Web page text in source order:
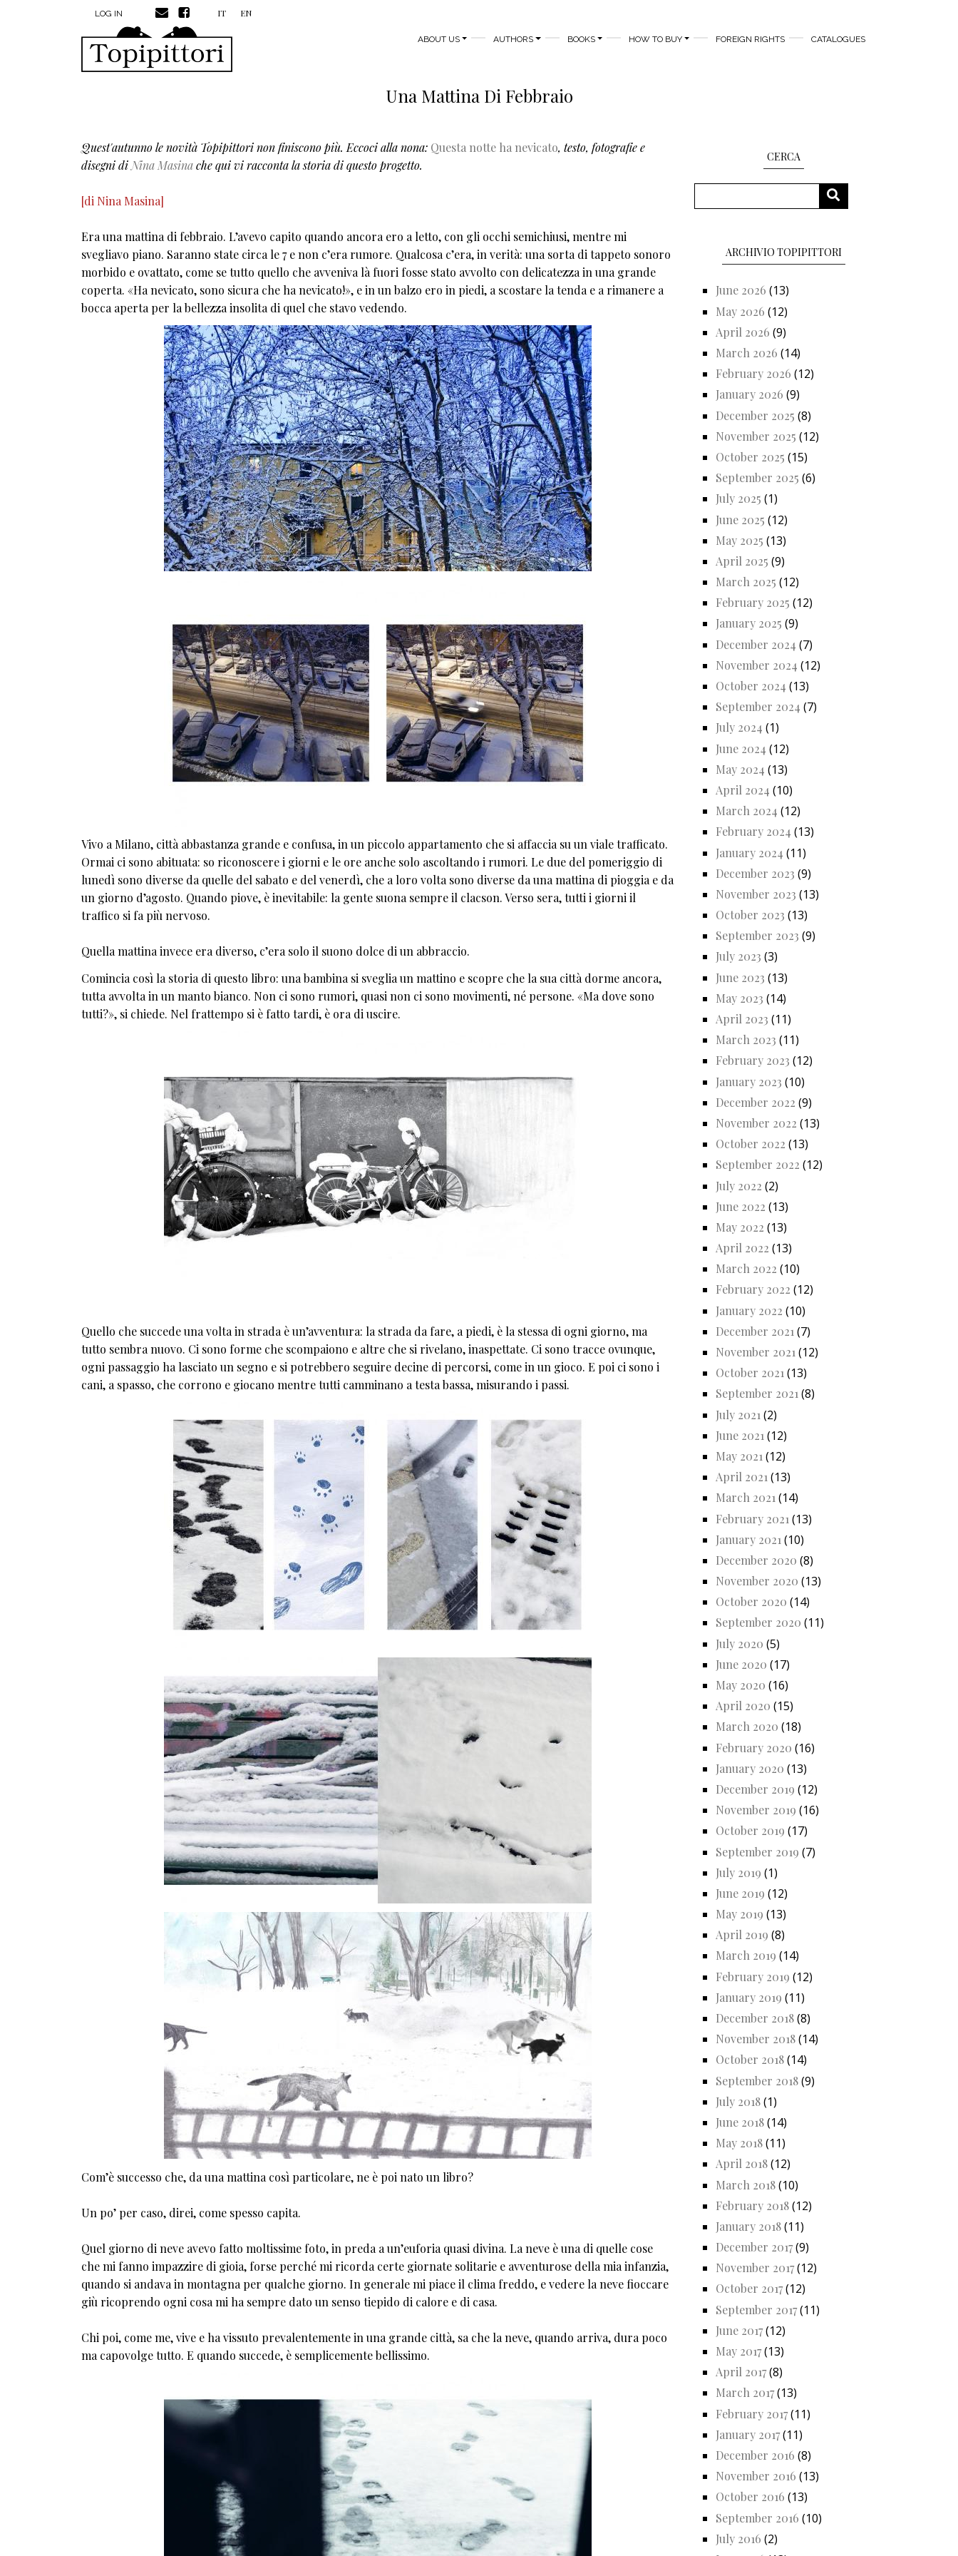
Skip to main contentMENU PROFILO UTENTE
LOG IN IT EN
MAIN NAVIGATION
ABOUT US AUTHORS BOOKS HOW TO BUY FOREIGN RIGHTS CATALOGUES
Una Mattina Di Febbraio
Quest'autunno le novità Topipittori non finiscono più. Eccoci alla nona: Questa notte ha nevicato, testo, fotografie e
disegni di Nina Masinache qui vi racconta la storia di questo progetto.
[di Nina Masina]
Era una mattina di febbraio. L’avevo capito quando ancora ero a letto, con gli occhi semichiusi, mentre mi
svegliavo piano. Saranno state circa le 7 e non c’era rumore. Qualcosa c’era, in verità: una sorta di tappeto sonoro
morbido e ovattato, come se tutto quello che avveniva là fuori fosse stato avvolto con delicatezza in una grande
coperta. «Ha nevicato, sono sicura che ha nevicato!», e in un balzo ero in piedi, a scostare la tenda e a rimanere a
bocca aperta per la bellezza insolita di quel che stavo vedendo.
Vivo a Milano, città abbastanza grande e confusa, in un piccolo appartamento che si affaccia su un viale trafficato.
Ormai ci sono abituata: so riconoscere i giorni e le ore anche solo ascoltando i rumori. Le due del pomeriggio di
lunedì sono diverse da quelle del sabato e del venerdì, che a loro volta sono diverse da una mattina di pioggia e da
un giorno d’agosto. Quando piove, è inevitabile: la gente suona sempre il clacson. Verso sera, tutti i giorni il
traffico si fa più nervoso.
Quella mattina invece era diverso, c’era solo il suono dolce di un abbraccio.
Comincia così la storia di questo libro: una bambina si sveglia un mattino e scopre che la sua città dorme ancora,
tutta avvolta in un manto bianco. Non ci sono rumori, quasi non ci sono movimenti, né persone. «Ma dove sono
tutti?», si chiede. Nel frattempo si è fatto tardi, è ora di uscire.
Quello che succede una volta in strada è un’avventura: la strada da fare, a piedi, è la stessa di ogni giorno, ma
tutto sembra nuovo. Ci sono forme che scompaiono e altre che si rivelano, inaspettate. Ci sono tracce ovunque,
ogni passaggio ha lasciato un segno e si potrebbero seguire decine di percorsi, come in un gioco. E poi ci sono i
cani, a spasso, che corrono e giocano mentre tutti camminano a testa bassa, misurando i passi.
Com’è successo che, da una mattina così particolare, ne è poi nato un libro?
Un po’ per caso, direi, come spesso capita.
Quel giorno di neve avevo fatto moltissime foto, in preda a un’euforia quasi divina. La neve è una di quelle cose
che mi fanno impazzire di gioia, forse perché mi ricorda certe giornate solitarie e avventurose della mia infanzia,
quando si andava in montagna per qualche giorno. In generale mi piace il clima freddo, e vedere la neve fioccare
giù ricoprendo ogni cosa mi ha sempre dato un senso tiepido di calore e di casa.
Chi poi, come me, vive e ha vissuto prevalentemente in una grande città, sa che la neve, quando arriva, dura poco
ma capovolge tutto. E quando succede, è semplicemente bellissimo.
CERCA
SEARCH
ARCHIVIO TOPIPITTORI
June 2026 (13)
May 2026 (12)
April 2026 (9)
March 2026 (14)
February 2026 (12)
January 2026 (9)
December 2025 (8)
November 2025 (12)
October 2025 (15)
September 2025 (6)
July 2025 (1)
June 2025 (12)
May 2025 (13)
April 2025 (9)
March 2025 (12)
February 2025 (12)
January 2025 (9)
December 2024 (7)
November 2024 (12)
October 2024 (13)
September 2024 (7)
July 2024 (1)
June 2024 (12)
May 2024 (13)
April 2024 (10)
March 2024 (12)
February 2024 (13)
January 2024 (11)
December 2023 (9)
November 2023 (13)
October 2023 (13)
September 2023 (9)
July 2023 (3)
June 2023 (13)
May 2023 (14)
April 2023 (11)
March 2023 (11)
February 2023 (12)
January 2023 (10)
December 2022 (9)
November 2022 (13)
October 2022 (13)
September 2022 (12)
July 2022 (2)
June 2022 (13)
May 2022 (13)
April 2022 (13)
March 2022 (10)
February 2022 (12)
January 2022 (10)
December 2021 (7)
November 2021 (12)
October 2021(13)
September 2021(8)
July 2021 (2)
June 2021 (12)
May 2021 (12)
April 2021 (13)
March 2021(14)
February 2021 (13)
January 2021 (10)
December 2020 (8)
November 2020 (13)
October 2020 (14)
September 2020 (11)
July 2020 (5)
June 2020 (17)
May 2020 (16)
April 2020 (15)
March 2020 (18)
February 2020 (16)
January 2020 (13)
December 2019 (12)
November 2019 (16)
October 2019 (17)
September 2019 (7)
July 2019 (1)
June 2019 (12)
May 2019 (13)
April 2019 (8)
March 2019 (14)
February 2019 (12)
January 2019 (11)
December 2018(8)
November 2018(14)
October 2018(14)
September 2018(9)
July 2018(1)
June 2018(14)
May 2018(11)
April 2018(12)
March 2018(10)
February 2018(12)
January 2018(11)
December 2017(9)
November 2017(12)
October 2017(12)
September 2017(11)
June 2017(12)
May 2017(13)
April 2017(8)
March 2017(13)
February 2017(11)
January 2017(11)
December 2016 (8)
November 2016 (13)
October 2016 (13)
September 2016 (10)
July 2016 (2)